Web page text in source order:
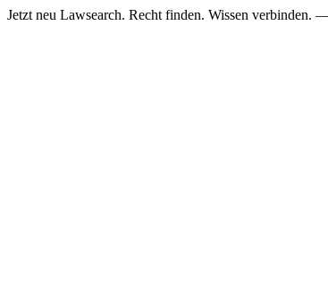
Jetzt neu Lawsearch. Recht finden. Wissen verbinden.